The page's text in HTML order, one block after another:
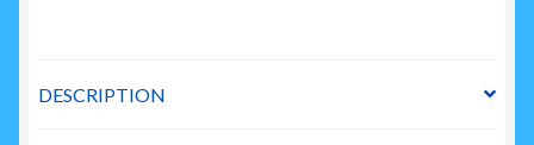
DESCRIPTION